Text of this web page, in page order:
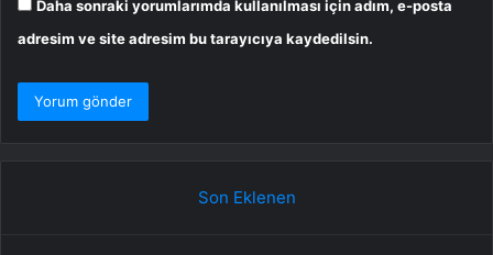
Daha sonraki yorumlarımda kullanılması için adım, e-posta
adresim ve site adresim bu tarayıcıya kaydedilsin.
Son Eklenen